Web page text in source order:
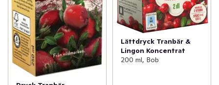
Lättdryck Tranbär &
Lingon Koncentrat
200 ml, Bob